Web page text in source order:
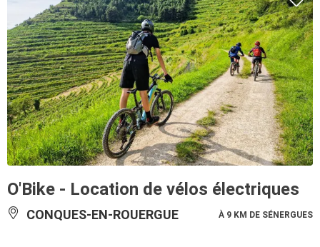
O'Bike - Location de vélos électriques
CONQUES-EN-ROUERGUE À 9 KM DE SÉNERGUES